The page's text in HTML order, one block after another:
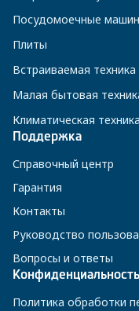
Посудомоечные
Плиты
Встраиваемая техника
Малая бытовая
Климатическая техника
Поддержка
Справочный центр
Гарантия
Контакты
Руководство
Вопросы и ответы
Политика обработки